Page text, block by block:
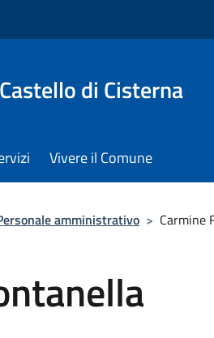
di Cisterna
Vivere il Comune
amministrativo > Carmine